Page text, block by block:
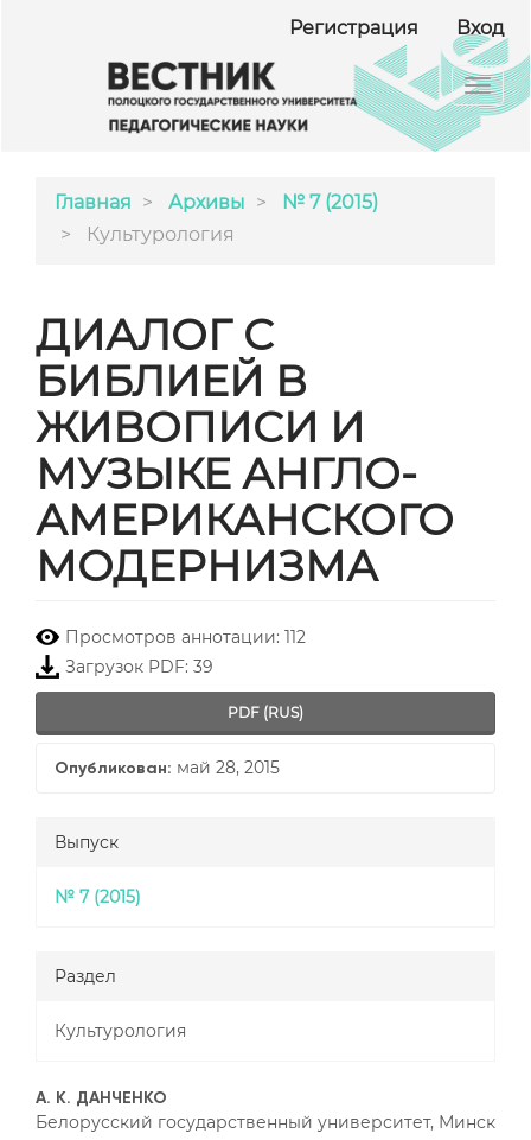
Регистрация Вход
Главная Архивы
№ 7 (2015)
Культурология
ДИАЛОГ С
БИБЛИЕЙ В
ЖИВОПИСИ И
МУЗЫКЕ АНГЛО-
АМЕРИКАНСКОГО
МОДЕРНИЗМА
Просмотров аннотации: 112
Загрузок PDF: 39
PDF (RUS)
Опубликован: май 28, 2015
Выпуск
№ 7 (2015)
Раздел
Культурология
А. К. ДАНЧЕНКО
Белорусский государственный университет, Минск